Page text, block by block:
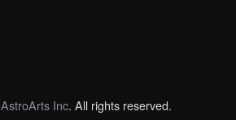
AstroArts Inc. All rights reserved.